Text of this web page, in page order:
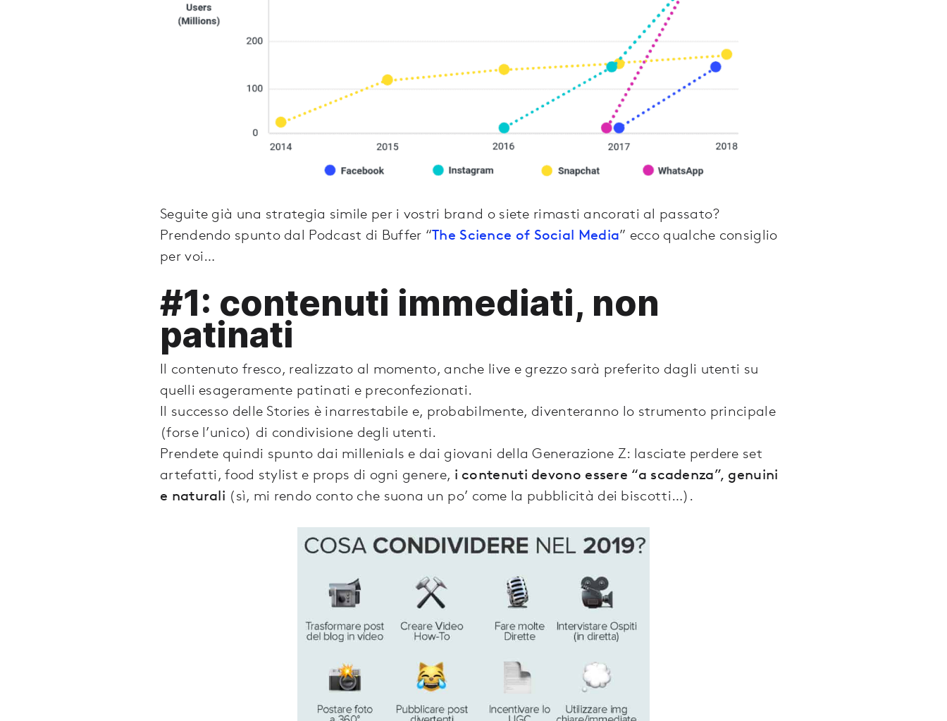
Seguite già una strategia simile per i vostri brand o siete rimasti ancorati al passato?
Prendendo spunto dal Podcast di Buffer “The Science of Social Media” ecco qualche consiglio
per voi…
#1: contenuti immediati, non
patinati
Il contenuto fresco, realizzato al momento, anche live e grezzo sarà preferito dagli utenti su
quelli esageramente patinati e preconfezionati.
Il successo delle Stories è inarrestabile e, probabilmente, diventeranno lo strumento principale
(forse l’unico) di condivisione degli utenti.
Prendete quindi spunto dai millenials e dai giovani della Generazione Z: lasciate perdere set
artefatti, food stylist e props di ogni genere, i contenuti devono essere “a scadenza”, genuini
e naturali (sì, mi rendo conto che suona un po’ come la pubblicità dei biscotti…).